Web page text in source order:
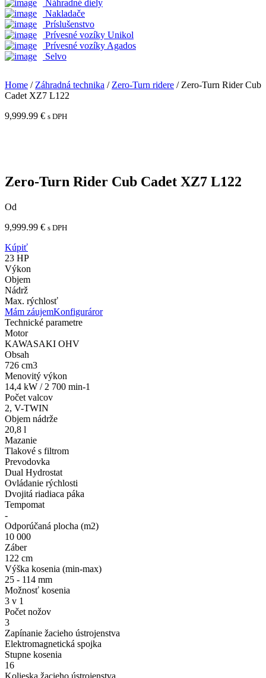
Náhradné diely
Nakladače
Príslušenstvo
Prívesné vozíky Unikol
Prívesné vozíky Agados
Selvo
Home /Záhradná technika /Zero-Turn ridere / Zero-Turn Rider Cub
Cadet XZ7 L122
9,999.99 € s DPH
Zero-Turn Rider Cub Cadet XZ7 L122
Od
9,999.99 € s DPH
Kúpiť
23 HP
Výkon
Objem
Nádrž
Max. rýchlosť
Mám záujemKonfiguráror
Technické parametre
Motor
KAWASAKI OHV
Obsah
726 cm3
Menovitý výkon
14,4 kW / 2 700 min-1
Počet valcov
2, V-TWIN
Objem nádrže
20,8 l
Mazanie
Tlakové s filtrom
Prevodovka
Dual Hydrostat
Ovládanie rýchlosti
Dvojitá riadiaca páka
Tempomat
-
Odporúčaná plocha (m2)
10 000
Záber
122 cm
Výška kosenia (min-max)
25 - 114 mm
Možnosť kosenia
3 v 1
Počet nožov
3
Zapínanie žacieho ústrojenstva
Elektromagnetická spojka
Stupne kosenia
16